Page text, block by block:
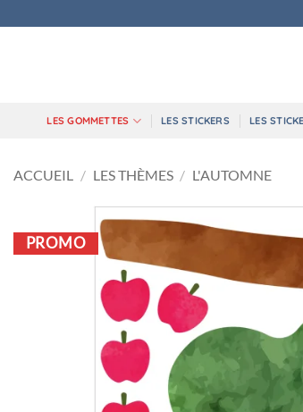
au
LES GOMMETTES LES STICKERS LES
ACCUEIL / LES THÈMES / L'AUTOMNE
PROMO